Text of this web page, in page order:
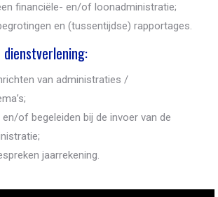
financiële- en/of loonadministratie;
en (tussentijdse) rapportages.
van administraties /
of begeleiden bij de invoer van de
jaarrekening.